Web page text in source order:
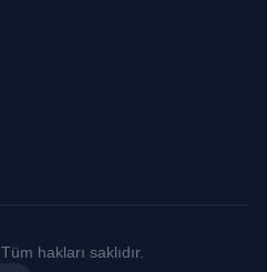
. Tüm hakları saklıdır.